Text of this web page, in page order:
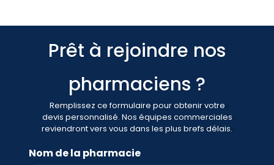
Prêt à rejoindre nos
pharmaciens ?
Remplissez ce formulaire pour obtenir votre
devis personnalisé. Nos équipes commerciales
reviendront vers vous dans les plus brefs délais.
Nom de la pharmacie